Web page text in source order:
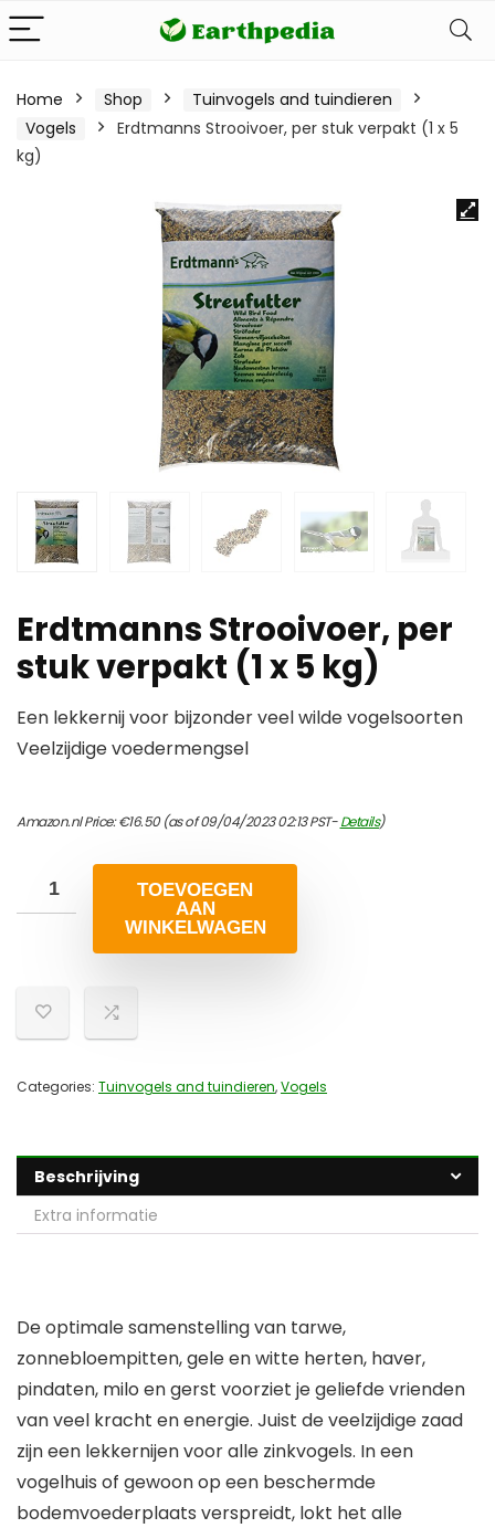
Home Shop
Tuinvogels and tuindieren
Vogels
Erdtmanns Strooivoer, per stuk verpakt (1 x 5
kg)
Erdtmanns Strooivoer, per
stuk verpakt (1 x 5 kg)
Een lekkernij voor bijzonder veel wilde vogelsoorten
Veelzijdige voedermengsel
Amazon.nl Price:€16.50(as of 09/04/2023 02:13 PST-Details)
TOEVOEGEN
AAN
WINKELWAGEN
Categories: Tuinvogels and tuindieren,Vogels
Beschrijving
Extra informatie
De optimale samenstelling van tarwe,
zonnebloempitten, gele en witte herten, haver,
pindaten, milo en gerst voorziet je geliefde vrienden
van veel kracht en energie. Juist de veelzijdige zaad
zijn een lekkernijen voor alle zinkvogels. In een
vogelhuis of gewoon op een beschermde
bodemvoederplaats verspreidt, lokt het alle